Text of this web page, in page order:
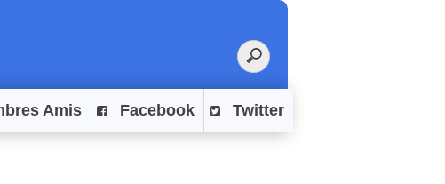
Amis Facebook Twitter